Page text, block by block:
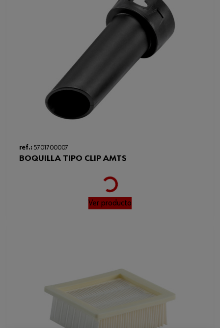
ref.: 5701700007
BOQUILLA TIPO CLIP AMTS
Loading...
Ver producto